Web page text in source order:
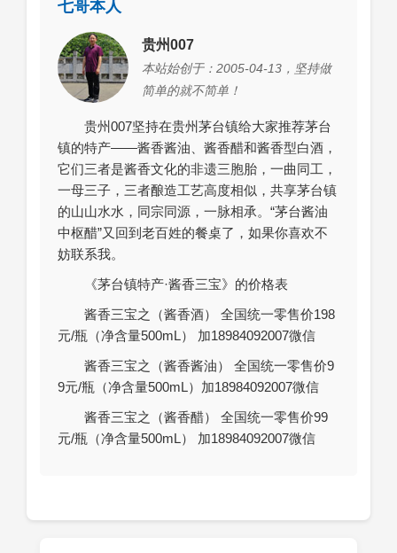
七哥本人
贵州007
本站始创于：2005-04-13，坚持做
简单的就不简单！
贵州007坚持在贵州茅台镇给大家推荐茅台
镇的特产——酱香酱油、酱香醋和酱香型白酒，
它们三者是酱香文化的非遗三胞胎，一曲同工，
一母三子，三者酿造工艺高度相似，共享茅台镇
的山山水水，同宗同源，一脉相承。“茅台酱油
中枢醋”又回到老百姓的餐桌了，如果你喜欢不
妨联系我。
《茅台镇特产·酱香三宝》的价格表
酱香三宝之（酱香酒） 全国统一零售价198
元/瓶（净含量500mL） 加18984092007微信
酱香三宝之（酱香酱油） 全国统一零售价9
9元/瓶（净含量500mL）加18984092007微信
酱香三宝之（酱香醋） 全国统一零售价99
元/瓶（净含量500mL） 加18984092007微信